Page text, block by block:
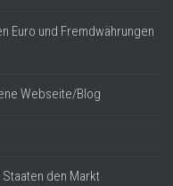
Euro und Fremdwährungen
Webseite/Blog
den Markt